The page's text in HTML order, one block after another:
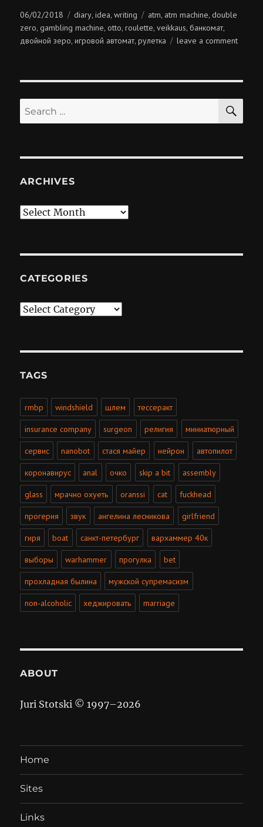
Posted
on
06/02/2018 Categories
diary,idea,writing Tags
atm, atm machine,double
zero,gambling machine,otto,roulette,veikkaus,банкомат,
двойной зеро,игровой автомат,рулетка leave a commenton
Search
for:
ARCHIVES
Archives
CATEGORIES
Categories
TAGS
rmbp windshield шлем тессеракт
insurance company surgeon религия миниатюрный
сервис nanobot стася майер нейрон автопилот
коронавирус anal очко skip a bit assembly
glass мрачно охуеть oranssi cat fuckhead
прогерия звук ангелина лесникова girlfriend
гиря boat санкт-петербург вархаммер 40к
выборы warhammer прогулка bet
прохладная былина мужской супремасизм
non-alcoholic хеджировать marriage
ABOUT
Juri Stotski © 1997–2026
Home
Sites
Links